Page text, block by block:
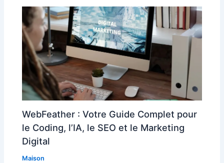
WebFeather : Votre Guide Complet pour
le Coding, l’IA, le SEO et le Marketing
Digital
Maison